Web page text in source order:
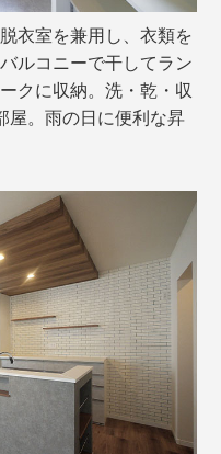
衣室を兼用し、衣類を
ルコニーで干してラン
クに収納。洗・乾・収
屋。雨の日に便利な昇